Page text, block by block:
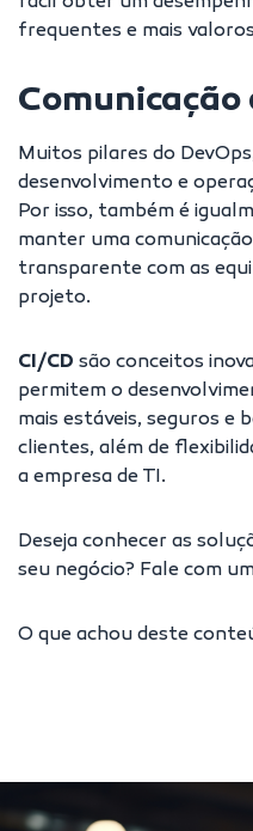
frequentes e mais
Comunicação
Muitos pilares do DevOps
desenvolvimento e
Por isso, também é
manter uma
transparente com as
projeto.
CI/CD são conceitos
permitem o
mais estáveis, seguros e
clientes, além de
a empresa de TI.
Deseja conhecer as
seu negócio? Fale com
O que achou deste